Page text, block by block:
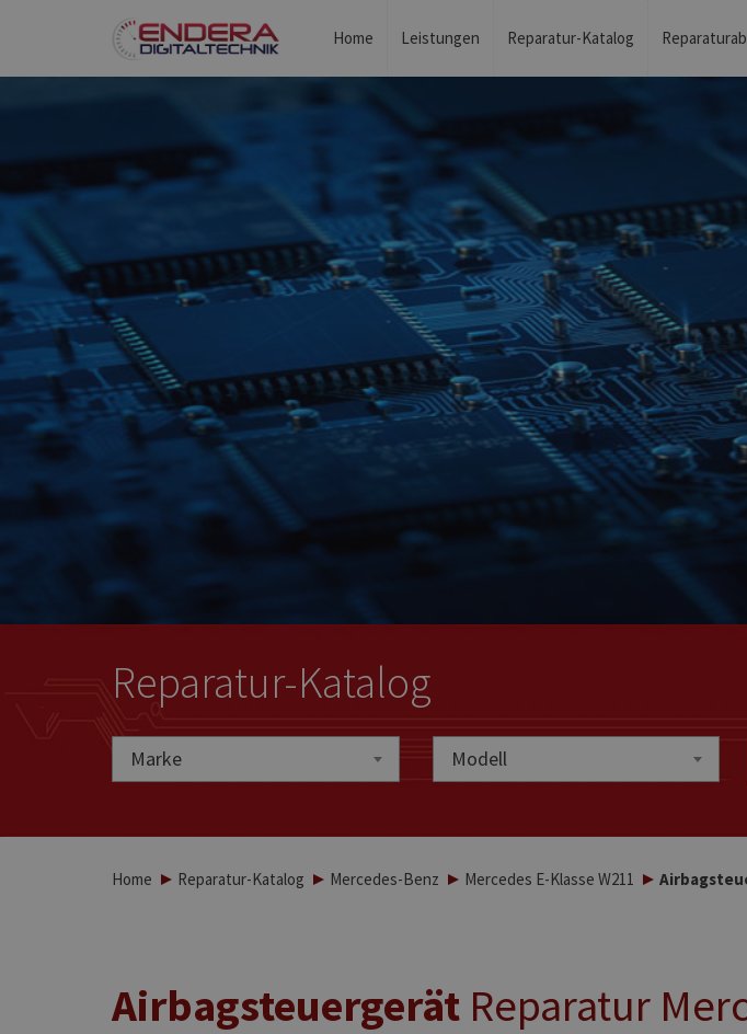
Home Leistungen Reparatur-Katalog
Reparatur-Katalog
MarkeMarke Modell
Home Reparatur-Katalog Mercedes-Benz Mercedes E-Klasse W211
Airbagsteuergerät Reparatur